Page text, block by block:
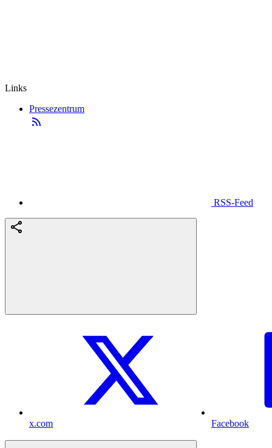
Links
Pressezentrum
RSS-Feed
x.com Facebook